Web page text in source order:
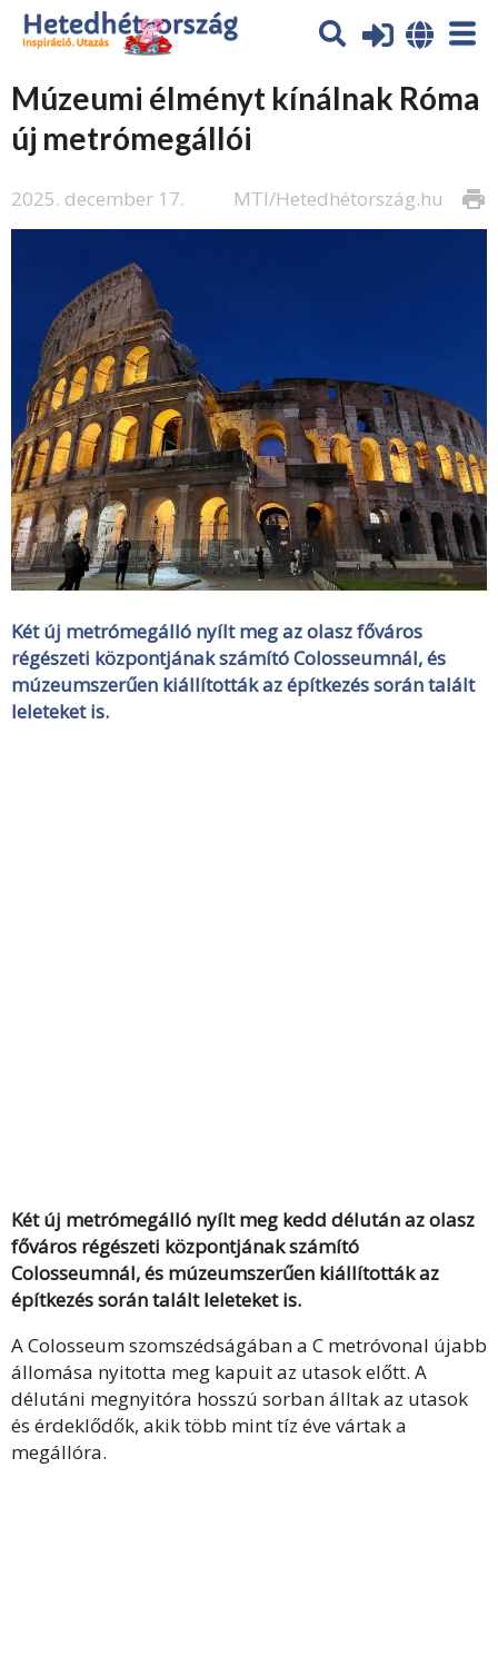
Múzeumi élményt kínálnak Róma
új metrómegállói
2025. december 17. print
MTI/Hetedhétország.hu
Két új metrómegálló nyílt meg az olasz főváros
régészeti központjának számító Colosseumnál, és
múzeumszerűen kiállították az építkezés során talált
leleteket is.
Két új metrómegálló nyílt meg kedd délután az olasz
főváros régészeti központjának számító
Colosseumnál, és múzeumszerűen kiállították az
építkezés során talált leleteket is.
A Colosseum szomszédságában a C metróvonal újabb
állomása nyitotta meg kapuit az utasok előtt. A
délutáni megnyitóra hosszú sorban álltak az utasok
és érdeklődők, akik több mint tíz éve vártak a
megállóra.